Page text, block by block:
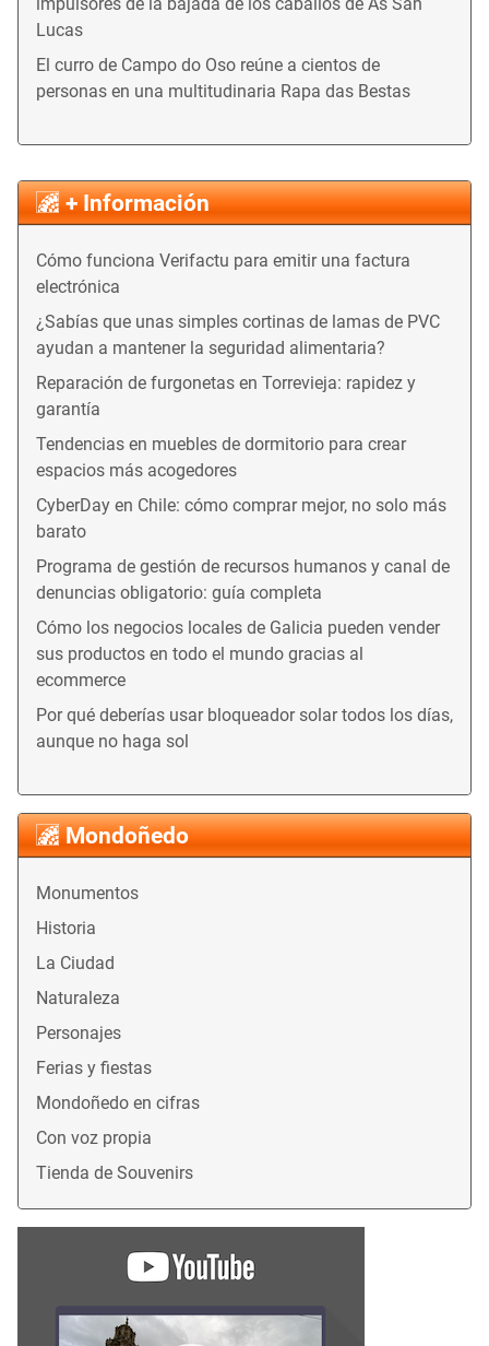
Mondoñedo
Monumentos
Historia
La Ciudad
Naturaleza
Personajes
Ferias y fiestas
Mondoñedo en cifras
Con voz propia
Tienda de Souvenirs
Lucas
El curro de Campo do Oso reúne a cientos de
personas en una multitudinaria Rapa das Bestas
+ Información
Cómo funciona Verifactu para emitir una factura
electrónica
¿Sabías que unas simples cortinas de lamas de PVC
ayudan a mantener la seguridad alimentaria?
Reparación de furgonetas en Torrevieja: rapidez y
garantía
Tendencias en muebles de dormitorio para crear
espacios más acogedores
CyberDay en Chile: cómo comprar mejor, no solo más
barato
Programa de gestión de recursos humanos y canal de
denuncias obligatorio: guía completa
Cómo los negocios locales de Galicia pueden vender
sus productos en todo el mundo gracias al
ecommerce
Por qué deberías usar bloqueador solar todos los días,
aunque no haga sol